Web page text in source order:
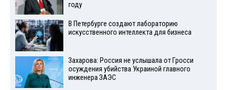
году
В Петербурге создают лабораторию
искусственного интеллекта для бизнеса
Захарова: Россия не услышала от Гросси
осуждения убийства Украиной главного
инженера ЗАЭС